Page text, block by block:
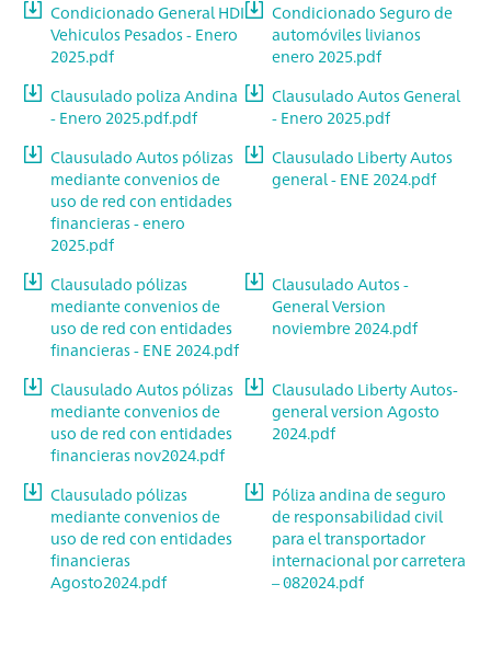
Condicionado General HDI
Vehiculos Pesados - Enero
2025.pdf
Condicionado Seguro de
automóviles livianos
enero 2025.pdf
Clausulado poliza Andina
- Enero 2025.pdf.pdf
Clausulado Autos General
- Enero 2025.pdf
Clausulado Autos pólizas
mediante convenios de
uso de red con entidades
financieras - enero
2025.pdf
Clausulado Liberty Autos
general - ENE 2024.pdf
Clausulado pólizas
mediante convenios de
uso de red con entidades
financieras - ENE 2024.pdf
Clausulado Autos -
General Version
noviembre 2024.pdf
Clausulado Autos pólizas
mediante convenios de
uso de red con entidades
financieras nov2024.pdf
Clausulado Liberty Autos-
general version Agosto
2024.pdf
Clausulado pólizas
mediante convenios de
uso de red con entidades
financieras
Agosto2024.pdf
Póliza andina de seguro
de responsabilidad civil
para el transportador
internacional por carretera
– 082024.pdf